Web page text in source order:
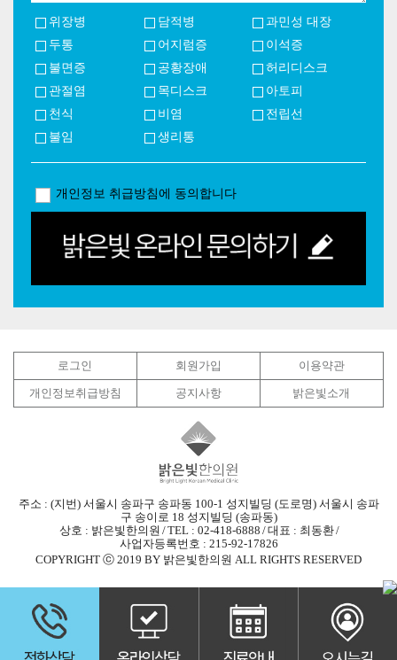
위장병 담적병
과민성 대장
두통
어지럼증
이석증
불면증
공황장애
허리디스크
관절염
목디스크
아토피
천식
비염
전립선
불임
생리통
개인정보 취급방침에 동의합니다
로그인 회원가입 이용약관
개인정보취급방침 공지사항 밝은빛소개
주소 : (지번) 서울시 송파구 송파동 100-1 성지빌딩 (도로명) 서울시 송파
구 송이로 18 성지빌딩 (송파동)
상호 : 밝은빛한의원 /TEL : 02-418-6888 /대표 : 최동환/
사업자등록번호 : 215-92-17826
COPYRIGHT ⓒ 2019 BY 밝은빛한의원 ALL RIGHTS RESERVED